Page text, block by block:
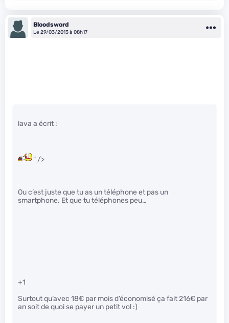
Bloodsword
Le 29/03/2013 à 08h17
lava a écrit :
" />
Ou c’est juste que tu as un téléphone et pas un
smartphone. Et que tu téléphones peu…
+1
Surtout qu’avec 18€ par mois d’économisé ça fait 216€ par
an soit de quoi se payer un petit vol :)